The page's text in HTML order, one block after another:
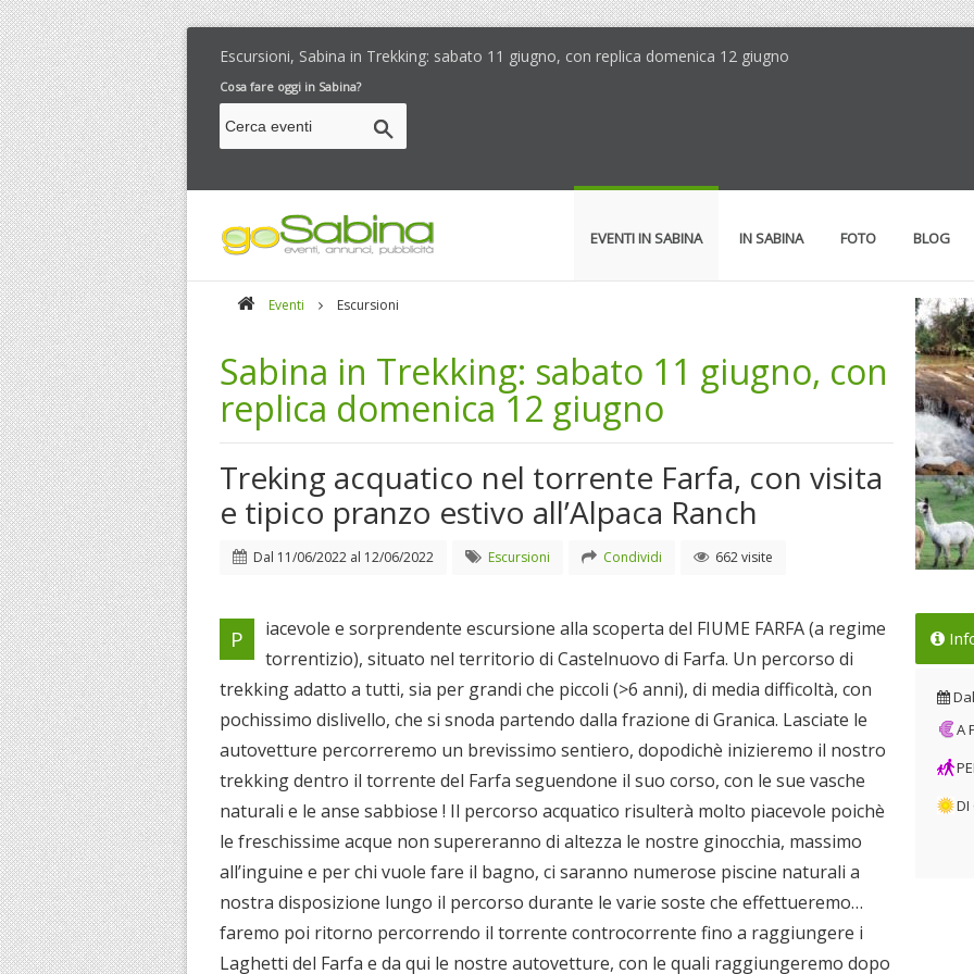
Escursioni, Sabina in Trekking: sabato 11 giugno, con replica domenica 12 giugno
Cosa fare oggi in Sabina?
EVENTI IN SABINA IN SABINA FOTO BLOG
Eventi Escursioni
Sabina in Trekking: sabato 11 giugno, con
replica domenica 12 giugno
Treking acquatico nel torrente Farfa, con visita
e tipico pranzo estivo all’Alpaca Ranch
Dal 11/06/2022 al 12/06/2022 Escursioni Condividi 662 visite
P
iacevole e sorprendente escursione alla scoperta del FIUME FARFA (a regime
torrentizio), situato nel territorio di Castelnuovo di Farfa. Un percorso di
trekking adatto a tutti, sia per grandi che piccoli (>6 anni), di media difficoltà, con
pochissimo dislivello, che si snoda partendo dalla frazione di Granica. Lasciate le
autovetture percorreremo un brevissimo sentiero, dopodichè inizieremo il nostro
trekking dentro il torrente del Farfa seguendone il suo corso, con le sue vasche
naturali e le anse sabbiose ! Il percorso acquatico risulterà molto piacevole poichè
le freschissime acque non supereranno di altezza le nostre ginocchia, massimo
all’inguine e per chi vuole fare il bagno, ci saranno numerose piscine naturali a
nostra disposizione lungo il percorso durante le varie soste che effettueremo…
faremo poi ritorno percorrendo il torrente controcorrente fino a raggiungere i
Laghetti del Farfa e da qui le nostre autovetture, con le quali raggiungeremo dopo
Dal
A
DI